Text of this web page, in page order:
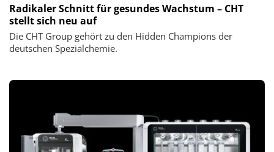
Radikaler Schnitt für gesundes Wachstum – CHT
stellt sich neu auf
Die CHT Group gehört zu den Hidden Champions der
deutschen Spezialchemie.